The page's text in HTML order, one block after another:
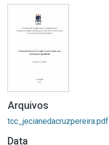
Arquivos
tcc_jecianedacruzpereira.pdf
Data